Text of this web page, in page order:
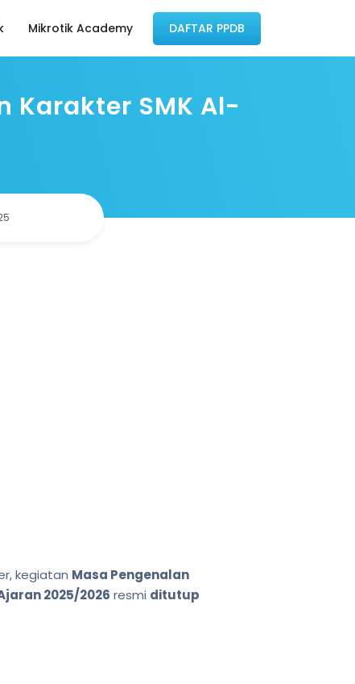
Mikrotik Academy DAFTAR PPDB
Karakter SMK Al-
kegiatan Masa Pengenalan
2025/2026 resmi ditutup